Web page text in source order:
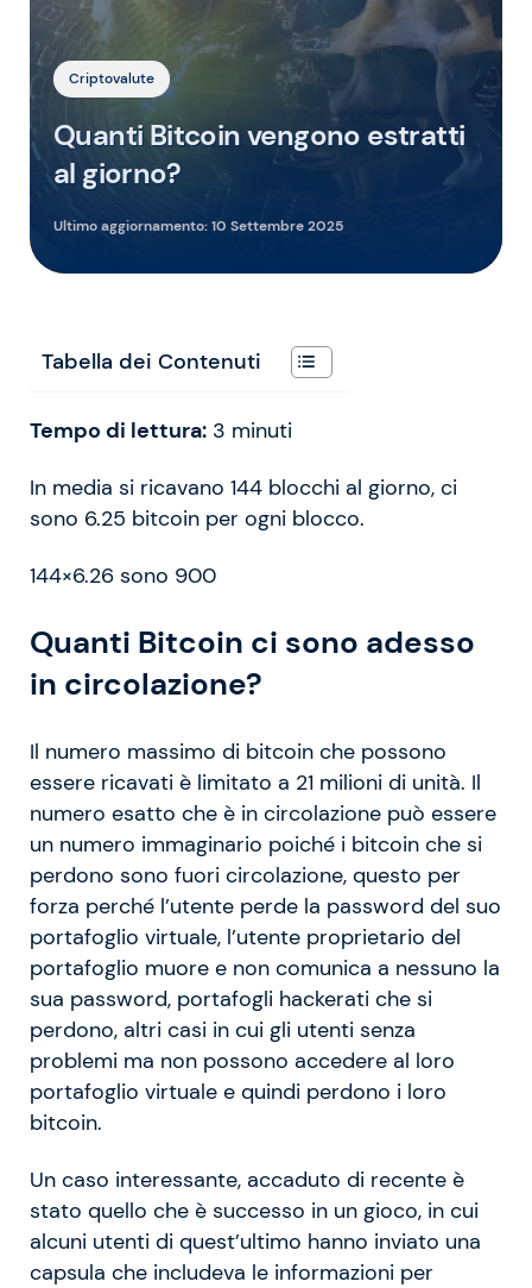
Criptovalute
Quanti Bitcoin vengono estratti
al giorno?
Ultimo aggiornamento:10 Settembre 2025
Tabella dei Contenuti
Tempo di lettura: 3 minuti
In media si ricavano 144 blocchi al giorno, ci
sono 6.25 bitcoin per ogni blocco.
144×6.26 sono 900
Quanti Bitcoin ci sono adesso
in circolazione?
Il numero massimo di bitcoin che possono
essere ricavati è limitato a 21 milioni di unità. Il
numero esatto che è in circolazione può essere
un numero immaginario poiché i bitcoin che si
perdono sono fuori circolazione, questo per
forza perché l’utente perde la password del suo
portafoglio virtuale, l’utente proprietario del
portafoglio muore e non comunica a nessuno la
sua password, portafogli hackerati che si
perdono, altri casi in cui gli utenti senza
problemi ma non possono accedere al loro
portafoglio virtuale e quindi perdono i loro
bitcoin.
Un caso interessante, accaduto di recente è
stato quello che è successo in un gioco, in cui
alcuni utenti di quest’ultimo hanno inviato una
capsula che includeva le informazioni per